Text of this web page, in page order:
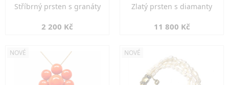
Stříbrný prsten s granáty
2 200 Kč
Zlatý prsten s diamanty
11 800 Kč
NOVÉ NOVÉ